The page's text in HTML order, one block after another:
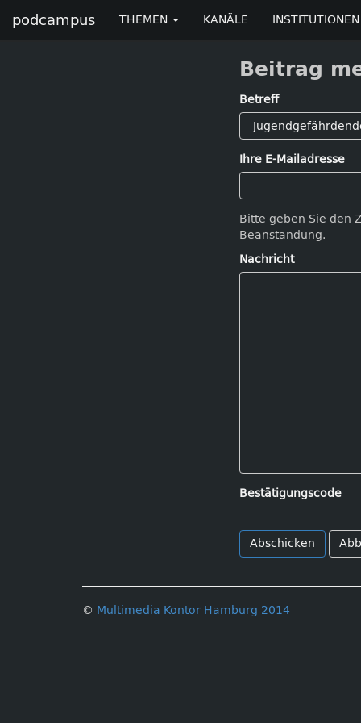
podcampus THEMEN KANÄLE INSTITUTIONEN
Beitrag
Betreff
Ihre E-Mailadresse
Bitte geben Sie den
Beanstandung.
Nachricht
Bestätigungscode
© Multimedia Kontor Hamburg 2014